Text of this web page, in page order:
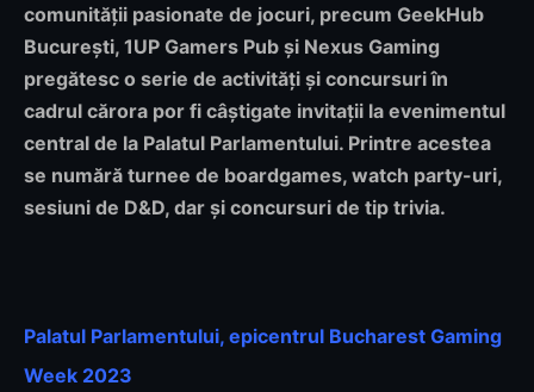
comunității pasionate de jocuri, precum GeekHub
București, 1UP Gamers Pub și Nexus Gaming
pregătesc o serie de activități și concursuri în
cadrul cărora por fi câștigate invitații la evenimentul
central de la Palatul Parlamentului. Printre acestea
se numără turnee de boardgames, watch party-uri,
sesiuni de D&D, dar și concursuri de tip trivia.
Palatul Parlamentului, epicentrul Bucharest Gaming
Week 2023